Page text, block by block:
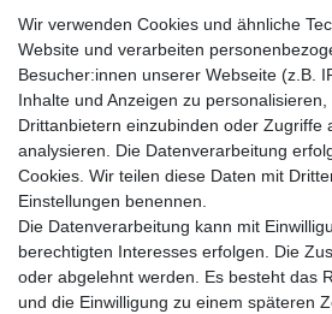
original Stellantrieb
Heizung 9321034
22,90 € *
In den
inkl. ges. MwSt.
zzgl.
Heizen und klimatiesieren,
Klimaleitungen und Zubehör
Wir verwenden Cookies und ähnliche
Website und verarbeiten
Besucher:innen unserer Webseite (z.B.
Inhalte und Anzeigen zu personalisieren,
Drittanbietern einzubinden oder Zugriffe
analysieren. Die Datenverarbeitung
Cookies. Wir teilen diese Daten mit
Einstellungen benennen.
Die Datenverarbeitung kann mit
berechtigten Interesses erfolgen. Die
oder abgelehnt werden. Es besteht das
und die Einwilligung zu einem späteren